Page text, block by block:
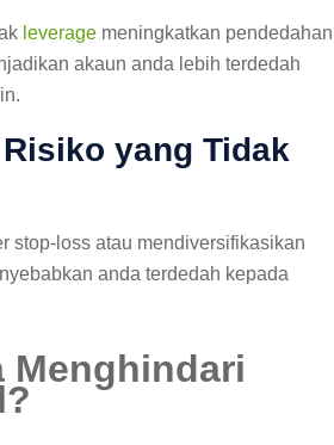
leverage meningkatkan pendedahan
akaun anda lebih terdedah
yang Tidak
stop-loss atau mendiversifikasikan
anda terdedah kepada
Menghindari